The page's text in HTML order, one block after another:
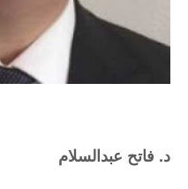
د. فاتح عبدالسلام